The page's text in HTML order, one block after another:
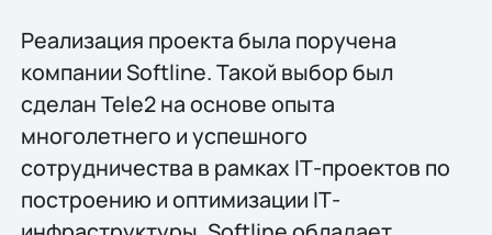
Реализация проекта была поручена
компании Softline. Такой выбор был
сделан Tele2 на основе опыта
многолетнего и успешного
сотрудничества в рамках IТ-проектов по
построению и оптимизации IТ-